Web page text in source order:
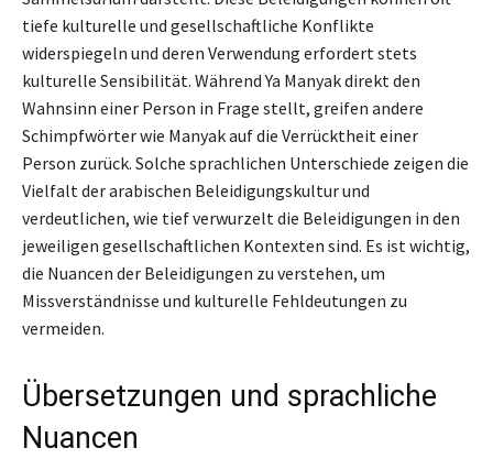
tiefe kulturelle und gesellschaftliche Konflikte
widerspiegeln und deren Verwendung erfordert stets
kulturelle Sensibilität. Während Ya Manyak direkt den
Wahnsinn einer Person in Frage stellt, greifen andere
Schimpfwörter wie Manyak auf die Verrücktheit einer
Person zurück. Solche sprachlichen Unterschiede zeigen die
Vielfalt der arabischen Beleidigungskultur und
verdeutlichen, wie tief verwurzelt die Beleidigungen in den
jeweiligen gesellschaftlichen Kontexten sind. Es ist wichtig,
die Nuancen der Beleidigungen zu verstehen, um
Missverständnisse und kulturelle Fehldeutungen zu
vermeiden.
Übersetzungen und sprachliche
Nuancen